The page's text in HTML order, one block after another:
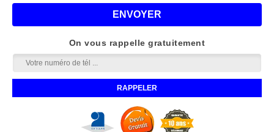
On vous rappelle gratuitement